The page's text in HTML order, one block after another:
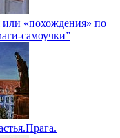
или «похождения» по
самоучки”